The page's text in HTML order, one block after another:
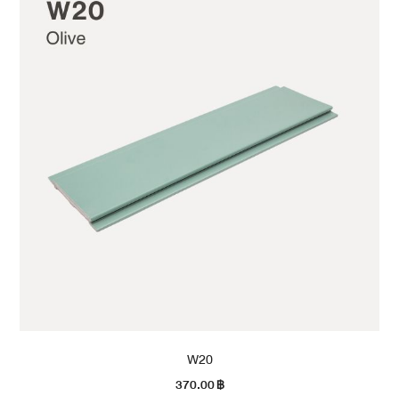
W20
370.00฿